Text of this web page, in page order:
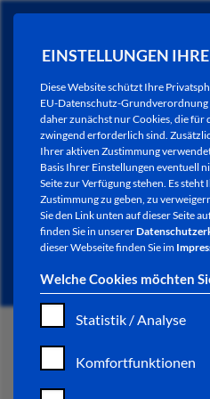
EINSTELLUNGEN
Diese Website schützt Ihre
EU-Datenschutz-Grundverordnung
daher zunächst nur Cookies, die für
zwingend erforderlich sind.
Ihrer aktiven Zustimmung
Basis Ihrer Einstellungen eventuell
Seite zur Verfügung stehen. Es
Zustimmung zu geben, zu
Sie den Link unten auf dieser Seite
finden Sie in unserer
dieser Webseite finden Sie im
Welche Cookies möchten
Statistik / Analyse
Komfortfunktionen
NEWSLETTER /
START